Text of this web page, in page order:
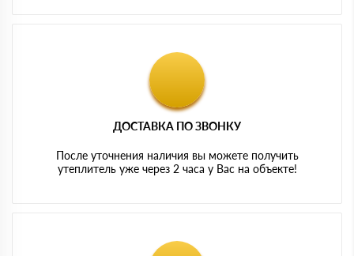
ДОСТАВКА ПО ЗВОНКУ
После уточнения наличия вы можете получить
утеплитель уже через 2 часа у Вас на объекте!